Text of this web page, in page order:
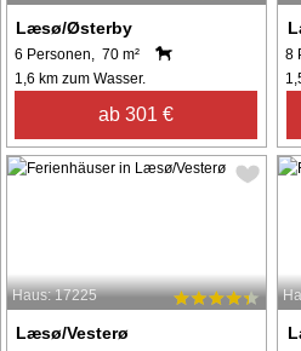
Læsø/Østerby
6 Personen, 70 m²
1,6 km zum Wasser.
ab 301 €
8
Haus: 17225
Læsø/Vesterø